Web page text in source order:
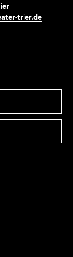
trier.de